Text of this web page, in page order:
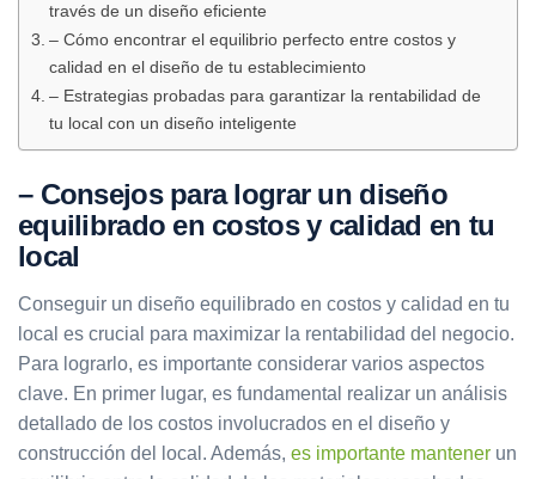
través de un diseño eficiente
– Cómo encontrar el equilibrio perfecto entre costos y
calidad en el diseño de tu establecimiento
– Estrategias probadas para garantizar la rentabilidad de
tu local con un diseño inteligente
– Consejos para lograr un diseño
equilibrado en costos y calidad en tu
local
Conseguir un diseño equilibrado en costos y calidad en tu
local es crucial para maximizar la rentabilidad del negocio.
Para lograrlo, es importante considerar varios aspectos
clave. En primer lugar, es fundamental realizar un análisis
detallado de los costos involucrados en el diseño y
construcción del local. Además, es importante mantener un